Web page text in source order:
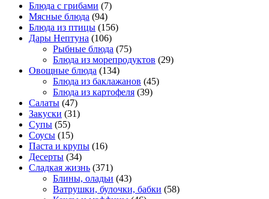
Блюда с грибами (7)
Мясные блюда (94)
Блюда из птицы (156)
Дары Нептуна (106)
Рыбные блюда (75)
Блюда из морепродуктов (29)
Овощные блюда (134)
Блюда из баклажанов (45)
Блюда из картофеля (39)
Салаты (47)
Закуски (31)
Супы (55)
Соусы (15)
Паста и крупы (16)
Десерты (34)
Сладкая жизнь (371)
Блины, оладьи (43)
Ватрушки, булочки, бабки (58)